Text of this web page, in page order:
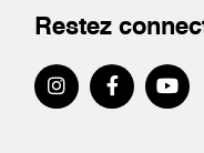
Restez